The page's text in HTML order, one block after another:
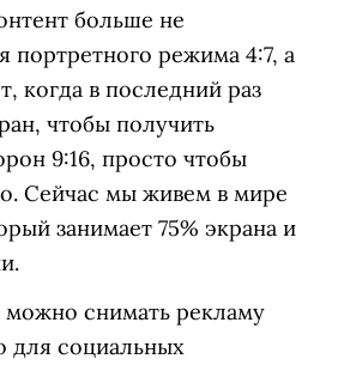
больше не
портретного режима 4:7, а
когда в последний раз
чтобы получить
9:16, просто чтобы
Сейчас мы живем в мире
занимает 75% экрана и
снимать рекламу
для социальных